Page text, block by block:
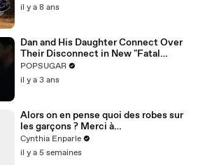
il y a 8 ans
Dan and His Daughter Connect Over
Their Disconnect in New "Fatal
Attraction" Exclusive Clip
POPSUGAR
il y a 3 ans
Alors on en pense quoi des robes sur
les garçons ? Merci à
@studio_paillette prêt*
Cynthia Enparle
il y a 5 semaines